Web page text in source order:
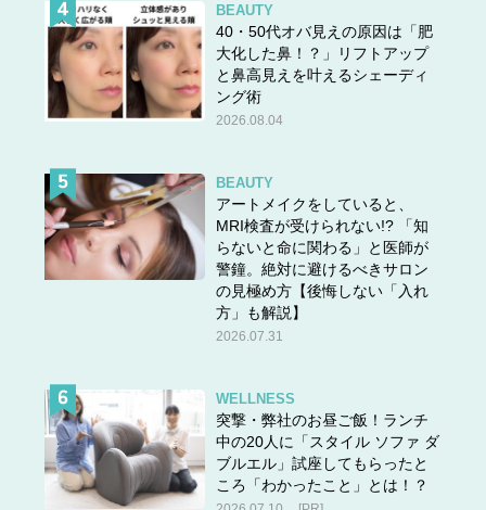
BEAUTY
40・50代オバ見えの原因は「肥
大化した鼻！？」リフトアップ
と鼻高見えを叶えるシェーディ
ング術
2026.08.04
BEAUTY
アートメイクをしていると、
MRI検査が受けられない!? 「知
らないと命に関わる」と医師が
警鐘。絶対に避けるべきサロン
の見極め方【後悔しない「入れ
方」も解説】
2026.07.31
WELLNESS
突撃・弊社のお昼ご飯！ランチ
中の20人に「スタイル ソファ ダ
ブルエル」試座してもらったと
ころ「わかったこと」とは！？